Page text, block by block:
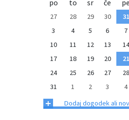
po
to sr če pe
27 28 29 30 31
3
4 5 6 7
10
11 12 13 14
17
18 19 20 21
24
25 26 27 28
31
1 2 3 4
+ Dodaj dogodek ali